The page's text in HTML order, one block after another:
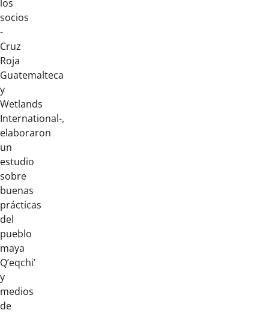
los
socios
-
Cruz
Roja
Guatemalteca
y
Wetlands
International-,
elaboraron
un
estudio
sobre
buenas
prácticas
del
pueblo
maya
Q’eqchi’
y
medios
de